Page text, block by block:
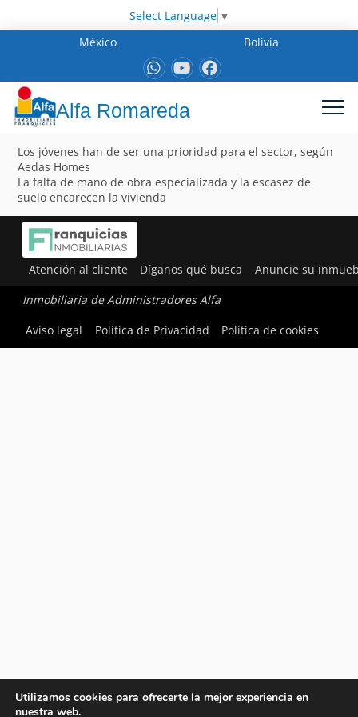
Select Language ▼
México
Bolivia
Alfa Romareda
Los jóvenes han de ser una prioridad para el sector, según
Aedas Homes
La falta de mano de obra especializada y la escasez de
suelo encarecen la vivienda
Atención al cliente Díganos qué busca Anuncie su
Inmobiliaria de Administradores Alfa
Aviso legal
Política de Privacidad Política de cookies
Utilizamos cookies para ofrecerte la mejor experiencia en
nuestra web.